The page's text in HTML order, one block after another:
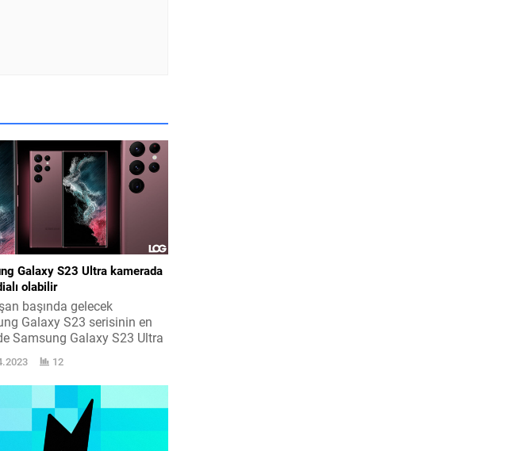
Galaxy S23 Ultra kamerada
olabilir
başında gelecek
Galaxy S23 serisinin en
Samsung Galaxy S23 Ultra
alıyor. Üç değişik
oluşacak ve 2023 ’şan
lanse edilecek Samsung
S23 acelesi en son sızdırılan
ile ses getirmişti.
burada görebileceğiniz
12